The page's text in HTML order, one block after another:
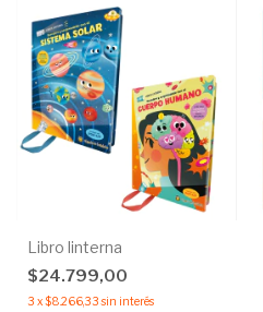
Libro linterna
$24.799,00
3 x$8.266,33 sin interés